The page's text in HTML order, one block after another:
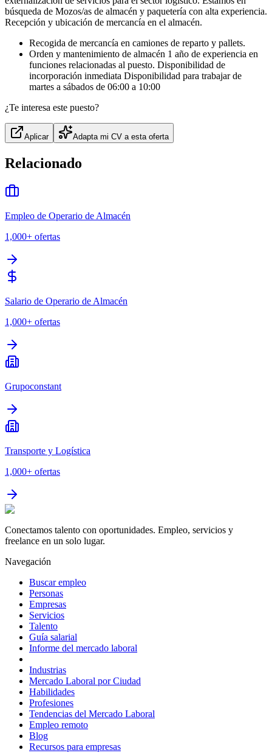
búsqueda de Mozos/as de almacén y paquetería con alta experiencia.
Recepción y ubicación de mercancía en el almacén.
Recogida de mercancía en camiones de reparto y pallets.
Orden y mantenimiento de almacén 1 año de experiencia en
funciones relacionadas al puesto. Disponibilidad de
incorporación inmediata Disponibilidad para trabajar de
martes a sábados de 06:00 a 10:00
¿Te interesa este puesto?
Aplicar Adapta mi CV a esta oferta
Relacionado
Empleo de Operario de Almacén
1,000+ ofertas
Salario de Operario de Almacén
1,000+ ofertas
Grupoconstant
Transporte y Logística
1,000+ ofertas
Conectamos talento con oportunidades. Empleo, servicios y
freelance en un solo lugar.
Navegación
Buscar empleo
Personas
Empresas
Servicios
Talento
Guía salarial
Informe del mercado laboral
Industrias
Mercado Laboral por Ciudad
Habilidades
Profesiones
Tendencias del Mercado Laboral
Empleo remoto
Blog
Recursos para empresas